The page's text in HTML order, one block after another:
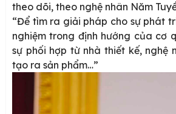
theo dõi, theo nghệ nhân Năm
“Để tìm ra giải pháp cho sự phát
nghiệm trong định hướng của cơ
sự phối hợp từ nhà thiết kế, nghệ
tạo ra sản phẩm…”